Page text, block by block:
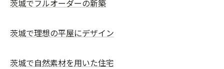
茨城でフルオーダーの新築
茨城で理想の平屋にデザイン
茨城で自然素材を用いた住宅